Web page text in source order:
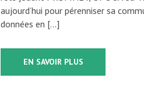
aujourd’hui pour pérenniser sa
données en […]
EN SAVOIR PLUS